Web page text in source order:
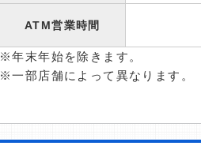
ATM営業時間
※年末年始を除きます。
※一部店舗によって異なります。